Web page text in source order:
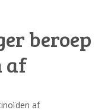
beroep
af